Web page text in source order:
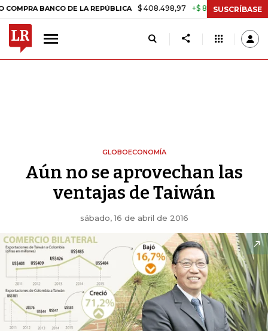
BANCO DE LA REPÚBLICA $ 408.498,97 +$ 8.753,81 +2,19%
SUSCRÍBASE
GLOBOECONOMÍA
Aún no se aprovechan las
ventajas de Taiwán
sábado, 16 de abril de 2016